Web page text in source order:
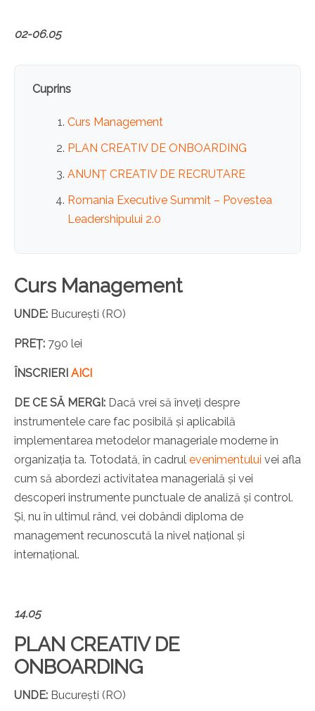
02-06.05
Cuprins
Curs Management
PLAN CREATIV DE ONBOARDING
ANUNȚ CREATIV DE RECRUTARE
Romania Executive Summit – Povestea
Leadershipului 2.0
Curs Management
UNDE: București (RO)
PREȚ: 790 lei
ÎNSCRIERI AICI
DE CE SĂ MERGI: Dacă vrei să înveți despre
instrumentele care fac posibilă și aplicabilă
implementarea metodelor manageriale moderne în
organizația ta. Totodată, în cadrul evenimentului vei afla
cum să abordezi activitatea managerială și vei
descoperi instrumente punctuale de analiză și control.
Și, nu în ultimul rând, vei dobândi diploma de
management recunoscută la nivel național și
internațional.
14.05
PLAN CREATIV DE
ONBOARDING
UNDE: București (RO)